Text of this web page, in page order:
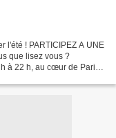
l'été ! PARTICIPEZ A UNE
que lisez vous ?
à 22 h, au cœur de Paris,